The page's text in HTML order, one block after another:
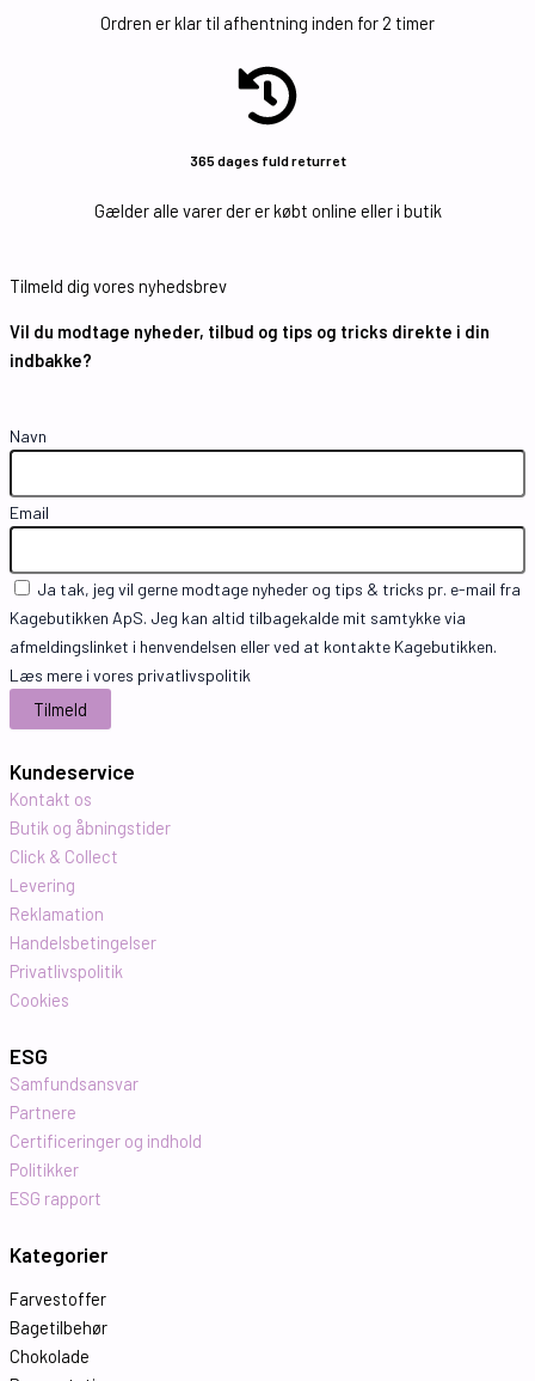
Ordren er klar til afhentning inden for 2 timer
365 dages fuld returret
Gælder alle varer der er købt online eller i butik
Tilmeld dig vores nyhedsbrev
Vil du modtage nyheder, tilbud og tips og tricks direkte i din
indbakke?
Navn
Email
Ja tak, jeg vil gerne modtage nyheder og tips & tricks pr. e-mail fra
Kagebutikken ApS. Jeg kan altid tilbagekalde mit samtykke via
afmeldingslinket i henvendelsen eller ved at kontakte Kagebutikken.
Læs mere i vores privatlivspolitik
Kundeservice
Kontakt os
Butik og åbningstider
Click & Collect
Levering
Reklamation
Handelsbetingelser
Privatlivspolitik
Cookies
ESG
Samfundsansvar
Partnere
Certificeringer og indhold
Politikker
ESG rapport
Kategorier
Farvestoffer
Bagetilbehør
Chokolade